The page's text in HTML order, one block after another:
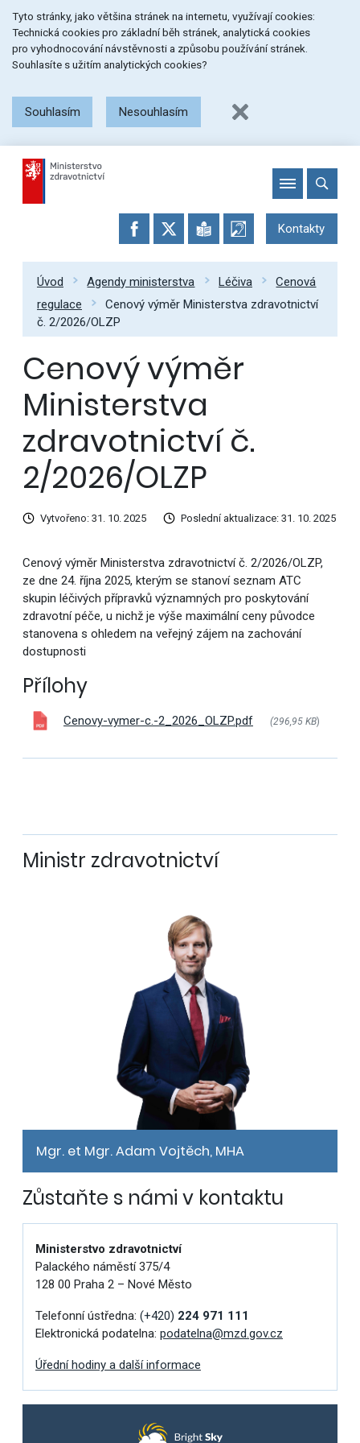
na
menu
na
obsah
na
patičku
stránky
Tyto stránky, jako většina stránek na internetu, využívají cookies:
Technická cookies pro základní běh stránek, analytická cookies
pro vyhodnocování návstěvnosti a způsobu používání stránek.
Souhlasíte s užitím analytických cookies?
Souhlasím Nesouhlasím
Kontakty
Úvod Agendy ministerstva Léčiva
Cenová
regulace
Cenový výměr Ministerstva zdravotnictví
č. 2/2026/OLZP
Cenový výměr
Ministerstva
zdravotnictví č.
2/2026/OLZP
Vytvořeno: 31. 10. 2025 Poslední aktualizace: 31. 10. 2025
Cenový výměr Ministerstva zdravotnictví č. 2/2026/OLZP,
ze dne 24. října 2025, kterým se stanoví seznam ATC
skupin léčivých přípravků významných pro poskytování
zdravotní péče, u nichž je výše maximální ceny původce
stanovena s ohledem na veřejný zájem na zachování
dostupnosti
Přílohy
Cenovy-vymer-c.-2_2026_OLZP.pdf (296,95 KB)
Ministr zdravotnictví
Mgr. et Mgr. Adam Vojtěch, MHA
Zůstaňte s námi v kontaktu
Ministerstvo zdravotnictví
Palackého náměstí 375/4
128 00 Praha 2 – Nové Město
Telefonní ústředna: (+420) 224 971 111
Elektronická podatelna: podatelna@mzd.gov.cz
Úřední hodiny a další informace